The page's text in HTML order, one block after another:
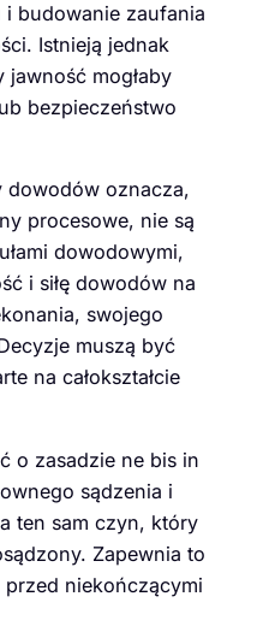
budowanie zaufania
Istnieją jednak
mogłaby
bezpieczeństwo
dowodów oznacza,
procesowe, nie są
dowodowymi,
i siłę dowodów na
swojego
muszą być
na całokształcie
o zasadzie ne bis in
sądzenia i
ten sam czyn, który
Zapewnia to
niekończącymi